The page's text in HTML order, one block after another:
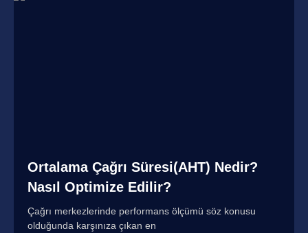
Ortalama Çağrı Süresi(AHT) Nedir?
Nasıl Optimize Edilir?
Çağrı merkezlerinde performans ölçümü söz konusu
olduğunda karşınıza çıkan en